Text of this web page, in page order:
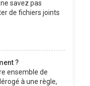
savez pas
de fichiers joints
?
ensemble de
à une règle,